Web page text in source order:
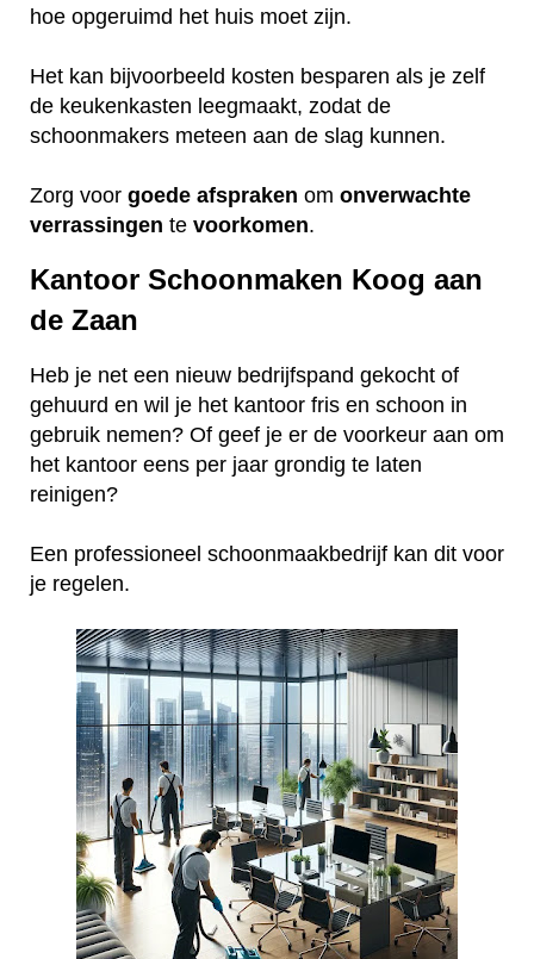
hoe opgeruimd het huis moet zijn.
Het kan bijvoorbeeld kosten besparen als je zelf
de keukenkasten leegmaakt, zodat de
schoonmakers meteen aan de slag kunnen.
Zorg voor goede afspraken om onverwachte
verrassingen te voorkomen.
Kantoor Schoonmaken Koog aan
de Zaan
Heb je net een nieuw bedrijfspand gekocht of
gehuurd en wil je het kantoor fris en schoon in
gebruik nemen? Of geef je er de voorkeur aan om
het kantoor eens per jaar grondig te laten
reinigen?
Een professioneel schoonmaakbedrijf kan dit voor
je regelen.